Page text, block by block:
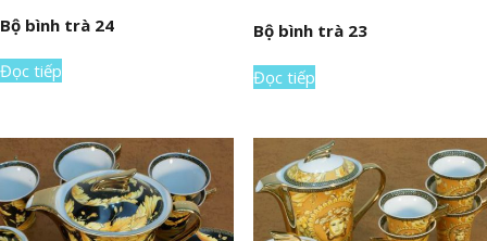
Bộ bình trà 24
Đọc tiếp
Bộ bình trà 23
Đọc tiếp